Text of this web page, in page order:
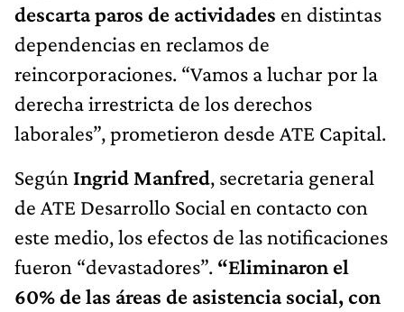
descarta paros de actividades en distintas
dependencias en reclamos de
reincorporaciones. “Vamos a luchar por la
derecha irrestricta de los derechos
laborales”, prometieron desde ATE Capital.
Según Ingrid Manfred, secretaria general
de ATE Desarrollo Social en contacto con
este medio, los efectos de las notificaciones
fueron “devastadores”. “Eliminaron el
60% de las áreas de asistencia social, con